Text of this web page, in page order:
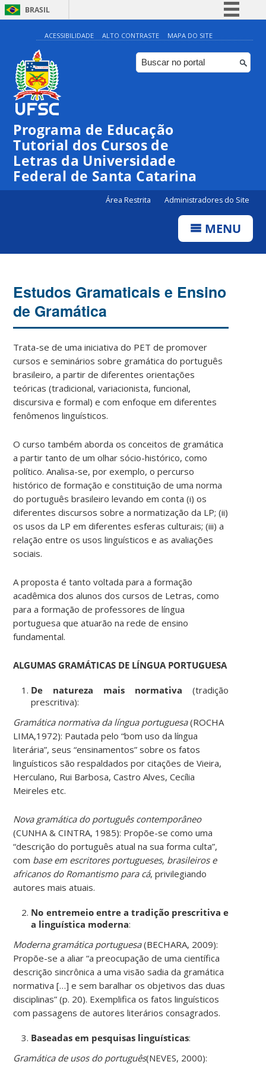
BRASIL
Simplifique!
Comunica BR
Participe
ACESSIBILIDADE ALTO CONTRASTE MAPA DO SITE
Programa de Educação
Tutorial dos Cursos de
Letras da Universidade
Federal de Santa Catarina
Área Restrita Administradores do Site
MENU
Estudos Gramaticais e Ensino
de Gramática
Trata-se de uma iniciativa do PET de promover
cursos e seminários sobre gramática do português
brasileiro, a partir de diferentes orientações
teóricas (tradicional, variacionista, funcional,
discursiva e formal) e com enfoque em diferentes
fenômenos linguísticos.
O curso também aborda os conceitos de gramática
a partir tanto de um olhar sócio-histórico, como
político. Analisa-se, por exemplo, o percurso
histórico de formação e constituição de uma norma
do português brasileiro levando em conta (i) os
diferentes discursos sobre a normatização da LP; (ii)
os usos da LP em diferentes esferas culturais; (iii) a
relação entre os usos linguísticos e as avaliações
sociais.
A proposta é tanto voltada para a formação
acadêmica dos alunos dos cursos de Letras, como
para a formação de professores de língua
portuguesa que atuarão na rede de ensino
fundamental.
ALGUMAS GRAMÁTICAS DE LÍNGUA PORTUGUESA
De natureza mais normativa (tradição
prescritiva):
Gramática normativa da língua portuguesa(ROCHA
LIMA,1972): Pautada pelo “bom uso da língua
literária”, seus “ensinamentos” sobre os fatos
linguísticos são respaldados por citações de Vieira,
Herculano, Rui Barbosa, Castro Alves, Cecília
Meireles etc.
Nova gramática do português contemporâneo
(CUNHA & CINTRA, 1985): Propõe-se como uma
“descrição do português atual na sua forma culta”,
com base em escritores portugueses, brasileiros e
africanos do Romantismo para cá, privilegiando
autores mais atuais.
No entremeio entre a tradição prescritiva e
a linguística moderna:
Moderna gramática portuguesa(BECHARA, 2009):
Propõe-se a aliar “a preocupação de uma científica
descrição sincrônica a uma visão sadia da gramática
normativa […] e sem baralhar os objetivos das duas
disciplinas” (p. 20). Exemplifica os fatos linguísticos
com passagens de autores literários consagrados.
Baseadas em pesquisas linguísticas:
Gramática de usos do português(NEVES, 2000):